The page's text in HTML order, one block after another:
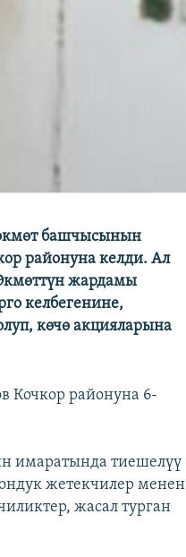
башчысынын
районуна келди. Ал
жардамы
келбегенине,
көчө акцияларына
Кочкор районуна 6-
имаратында тиешелүү
жетекчилер менен
жасал турган